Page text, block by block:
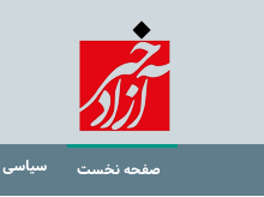
صفحه نخست سیاسی